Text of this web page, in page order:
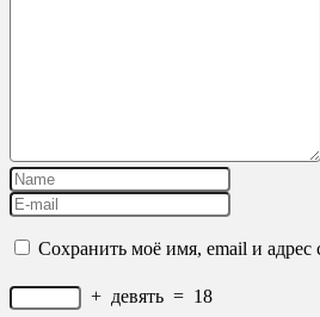
Сохранить моё имя, email и адрес
+ девять = 18